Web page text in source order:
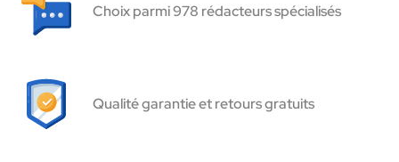
Choix parmi 978 rédacteurs spécialisés
Qualité garantie et retours gratuits